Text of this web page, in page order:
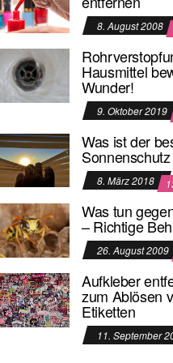
8. August 2008
Hausmittel
Wunder!
9. Oktober 2019
Was ist der
8. März 2018
Was tun
– Richtige
26. August 2009
Aufkleber
zum Ablösen
Etiketten
11. September